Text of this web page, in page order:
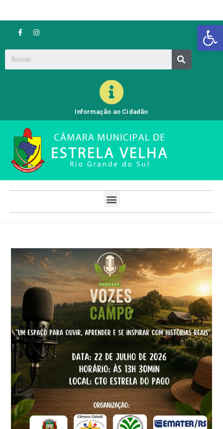
Barra de Ferramentas Aberta
Informação ao Cidadão